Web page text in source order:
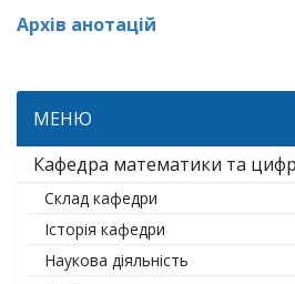
Архів анотацій
МЕНЮ
Кафедра математики та
Склад кафедри
Історія кафедри
Наукова діяльність